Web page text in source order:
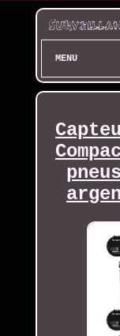
MENU